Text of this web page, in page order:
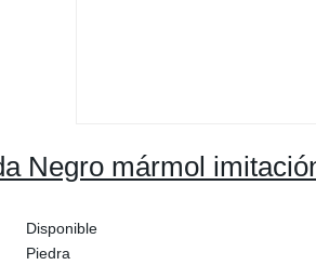
Negro mármol
Disponible
Piedra